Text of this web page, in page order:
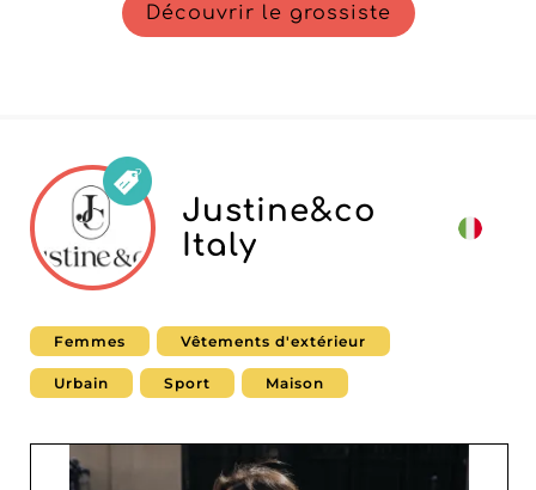
Découvrir le grossiste
Justine&co
Italy
Femmes Vêtements d'extérieur
Urbain Sport Maison